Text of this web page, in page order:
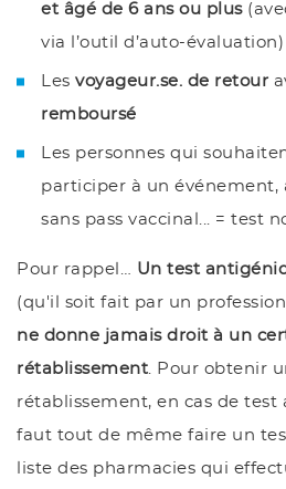
et âgé de 6 ans ou plus
via l’outil d’auto-évaluation)
Les voyageur.se. de retour
remboursé
Les personnes qui
participer à un événement,
sans pass vaccinal... = test
Pour rappel… Un test
(qu'il soit fait par un
ne donne jamais droit à un
rétablissement. Pour obtenir
rétablissement, en cas de test
faut tout de même faire un
liste des pharmacies qui